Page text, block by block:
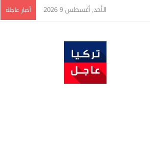
الأحد, أغسطس 9 2026 أخبار عاجلة